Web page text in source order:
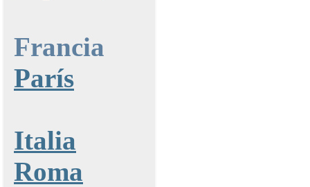
Francia
París
Italia
Roma